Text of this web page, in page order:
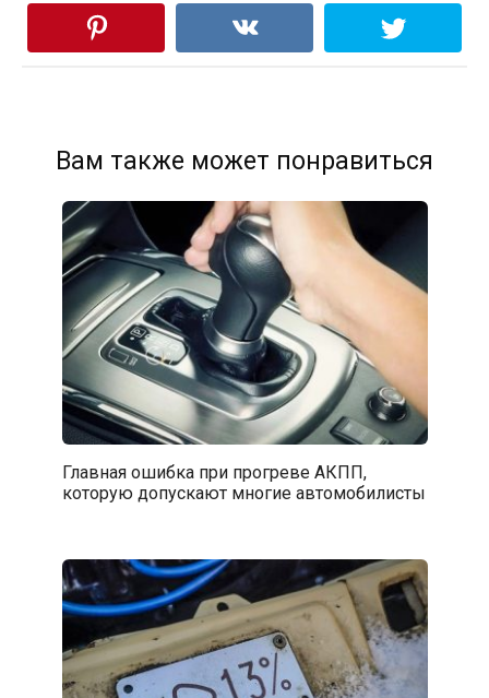
Вам также может понравиться
Главная ошибка при прогреве АКПП,
которую допускают многие автомобилисты